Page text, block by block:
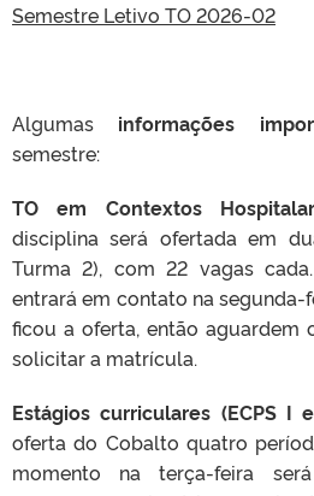
Semestre Letivo TO 2026-02
Algumas informações
semestre:
TO em Contextos
disciplina será ofertada em
Turma 2), com 22 vagas
entrará em contato na
ficou a oferta, então aguardem
solicitar a matrícula.
Estágios curriculares (ECPS I
oferta do Cobalto quatro
momento na terça-feira